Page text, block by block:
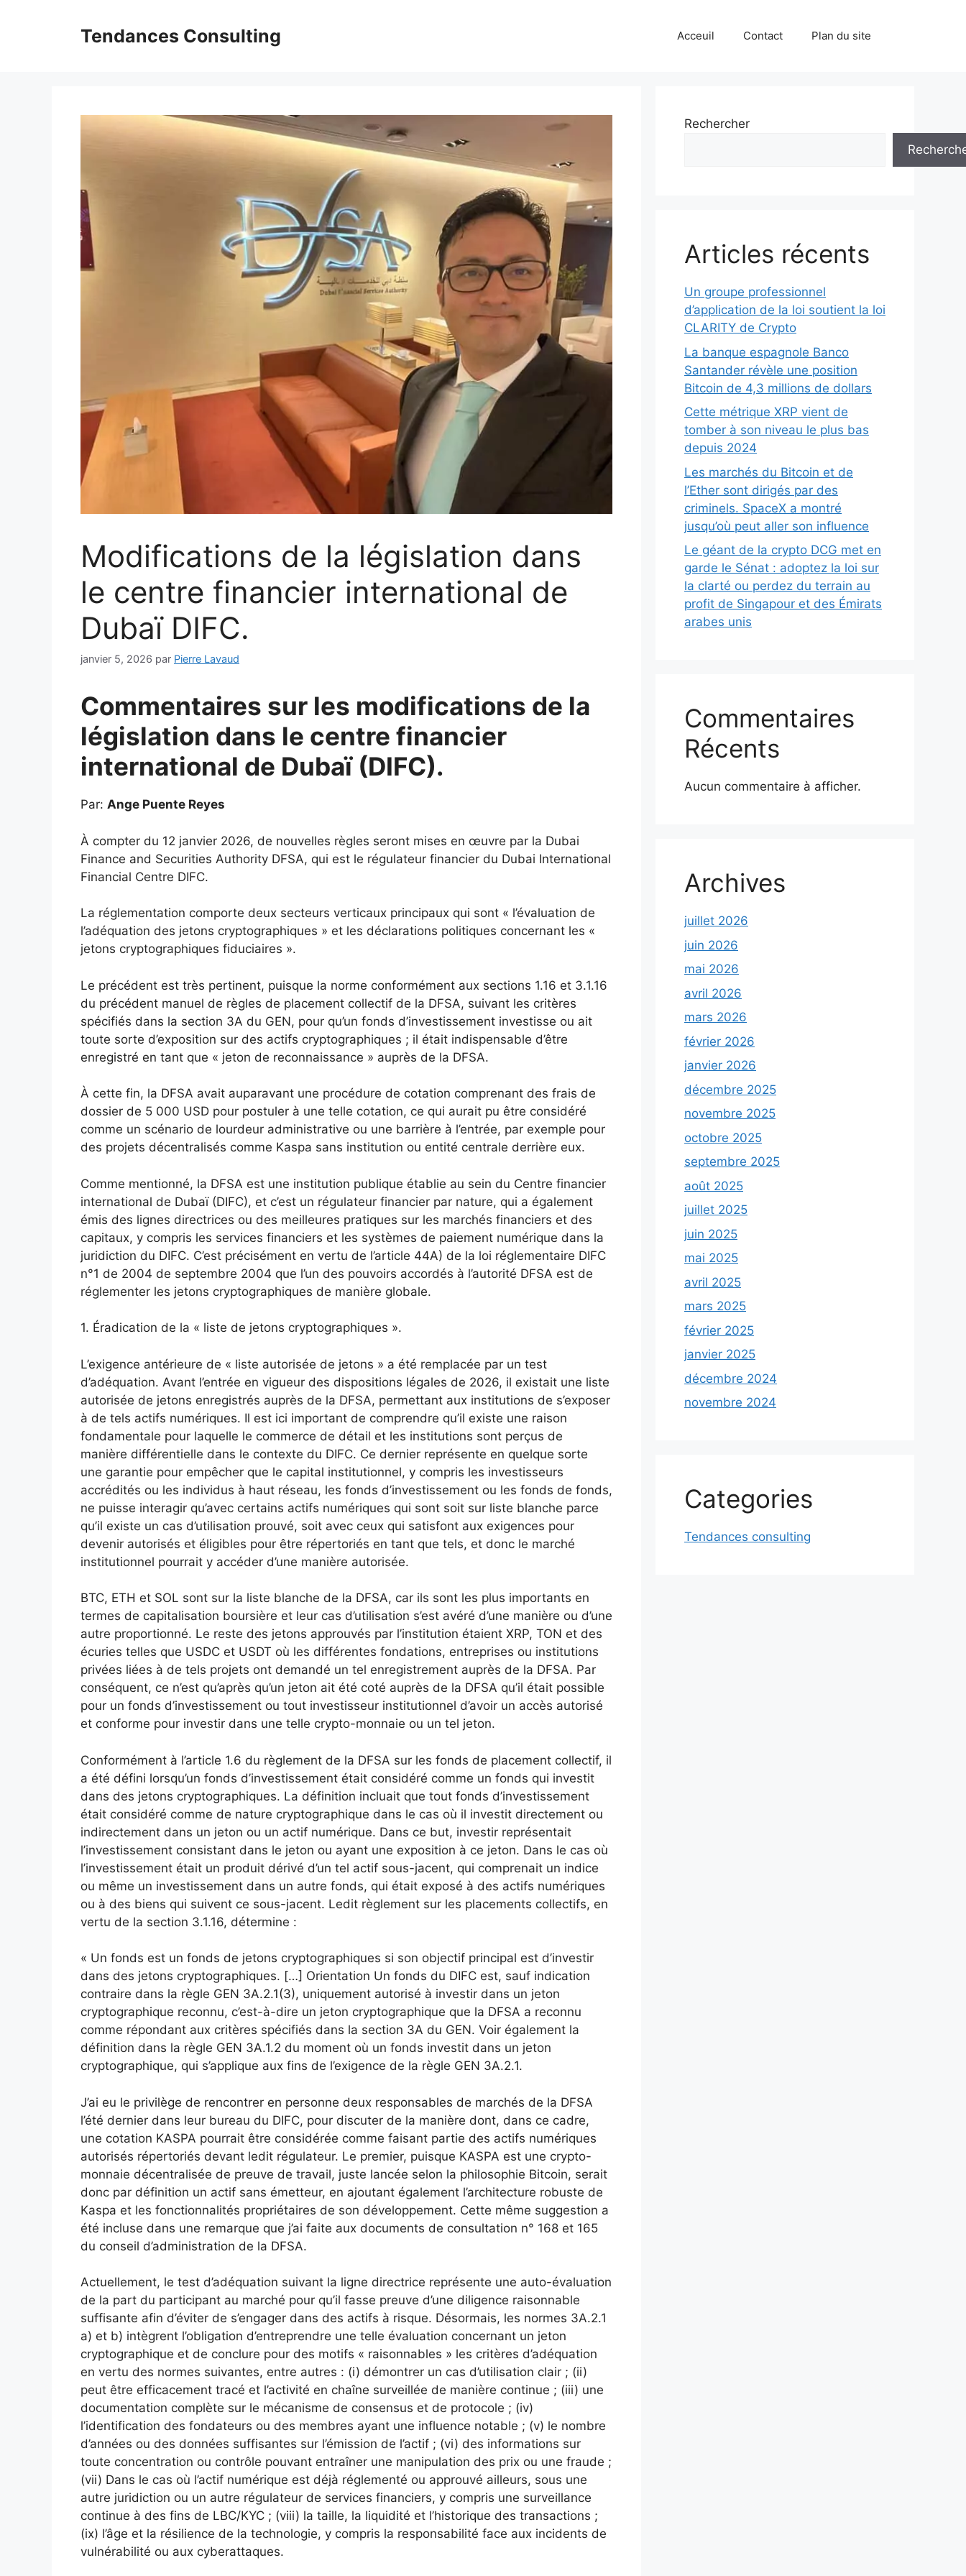
Tendances Consulting Acceuil Contact Plan du site
Modifications de la législation dans
le centre financier international de
Dubaï DIFC.
janvier 5, 2026 par Pierre Lavaud
Commentaires sur les modifications de la
législation dans le centre financier
international de Dubaï (DIFC).
Par: Ange Puente Reyes
À compter du 12 janvier 2026, de nouvelles règles seront mises en œuvre par la Dubai
Finance and Securities Authority DFSA, qui est le régulateur financier du Dubai International
Financial Centre DIFC.
La réglementation comporte deux secteurs verticaux principaux qui sont « l’évaluation de
l’adéquation des jetons cryptographiques » et les déclarations politiques concernant les «
jetons cryptographiques fiduciaires ».
Le précédent est très pertinent, puisque la norme conformément aux sections 1.16 et 3.1.16
du précédent manuel de règles de placement collectif de la DFSA, suivant les critères
spécifiés dans la section 3A du GEN, pour qu’un fonds d’investissement investisse ou ait
toute sorte d’exposition sur des actifs cryptographiques ; il était indispensable d’être
enregistré en tant que « jeton de reconnaissance » auprès de la DFSA.
À cette fin, la DFSA avait auparavant une procédure de cotation comprenant des frais de
dossier de 5 000 USD pour postuler à une telle cotation, ce qui aurait pu être considéré
comme un scénario de lourdeur administrative ou une barrière à l’entrée, par exemple pour
des projets décentralisés comme Kaspa sans institution ou entité centrale derrière eux.
Comme mentionné, la DFSA est une institution publique établie au sein du Centre financier
international de Dubaï (DIFC), et c’est un régulateur financier par nature, qui a également
émis des lignes directrices ou des meilleures pratiques sur les marchés financiers et des
capitaux, y compris les services financiers et les systèmes de paiement numérique dans la
juridiction du DIFC. C’est précisément en vertu de l’article 44A) de la loi réglementaire DIFC
n°1 de 2004 de septembre 2004 que l’un des pouvoirs accordés à l’autorité DFSA est de
réglementer les jetons cryptographiques de manière globale.
1. Éradication de la « liste de jetons cryptographiques ».
L’exigence antérieure de « liste autorisée de jetons » a été remplacée par un test
d’adéquation. Avant l’entrée en vigueur des dispositions légales de 2026, il existait une liste
autorisée de jetons enregistrés auprès de la DFSA, permettant aux institutions de s’exposer
à de tels actifs numériques. Il est ici important de comprendre qu’il existe une raison
fondamentale pour laquelle le commerce de détail et les institutions sont perçus de
manière différentielle dans le contexte du DIFC. Ce dernier représente en quelque sorte
une garantie pour empêcher que le capital institutionnel, y compris les investisseurs
accrédités ou les individus à haut réseau, les fonds d’investissement ou les fonds de fonds,
ne puisse interagir qu’avec certains actifs numériques qui sont soit sur liste blanche parce
qu’il existe un cas d’utilisation prouvé, soit avec ceux qui satisfont aux exigences pour
devenir autorisés et éligibles pour être répertoriés en tant que tels, et donc le marché
institutionnel pourrait y accéder d’une manière autorisée.
BTC, ETH et SOL sont sur la liste blanche de la DFSA, car ils sont les plus importants en
termes de capitalisation boursière et leur cas d’utilisation s’est avéré d’une manière ou d’une
autre proportionné. Le reste des jetons approuvés par l’institution étaient XRP, TON et des
écuries telles que USDC et USDT où les différentes fondations, entreprises ou institutions
privées liées à de tels projets ont demandé un tel enregistrement auprès de la DFSA. Par
conséquent, ce n’est qu’après qu’un jeton ait été coté auprès de la DFSA qu’il était possible
pour un fonds d’investissement ou tout investisseur institutionnel d’avoir un accès autorisé
et conforme pour investir dans une telle crypto-monnaie ou un tel jeton.
Conformément à l’article 1.6 du règlement de la DFSA sur les fonds de placement collectif, il
a été défini lorsqu’un fonds d’investissement était considéré comme un fonds qui investit
dans des jetons cryptographiques. La définition incluait que tout fonds d’investissement
était considéré comme de nature cryptographique dans le cas où il investit directement ou
indirectement dans un jeton ou un actif numérique. Dans ce but, investir représentait
l’investissement consistant dans le jeton ou ayant une exposition à ce jeton. Dans le cas où
l’investissement était un produit dérivé d’un tel actif sous-jacent, qui comprenait un indice
ou même un investissement dans un autre fonds, qui était exposé à des actifs numériques
ou à des biens qui suivent ce sous-jacent. Ledit règlement sur les placements collectifs, en
vertu de la section 3.1.16, détermine :
« Un fonds est un fonds de jetons cryptographiques si son objectif principal est d’investir
dans des jetons cryptographiques. […] Orientation Un fonds du DIFC est, sauf indication
contraire dans la règle GEN 3A.2.1(3), uniquement autorisé à investir dans un jeton
cryptographique reconnu, c’est-à-dire un jeton cryptographique que la DFSA a reconnu
comme répondant aux critères spécifiés dans la section 3A du GEN. Voir également la
définition dans la règle GEN 3A.1.2 du moment où un fonds investit dans un jeton
cryptographique, qui s’applique aux fins de l’exigence de la règle GEN 3A.2.1.
J’ai eu le privilège de rencontrer en personne deux responsables de marchés de la DFSA
l’été dernier dans leur bureau du DIFC, pour discuter de la manière dont, dans ce cadre,
une cotation KASPA pourrait être considérée comme faisant partie des actifs numériques
autorisés répertoriés devant ledit régulateur. Le premier, puisque KASPA est une crypto-
monnaie décentralisée de preuve de travail, juste lancée selon la philosophie Bitcoin, serait
donc par définition un actif sans émetteur, en ajoutant également l’architecture robuste de
Kaspa et les fonctionnalités propriétaires de son développement. Cette même suggestion a
été incluse dans une remarque que j’ai faite aux documents de consultation n° 168 et 165
du conseil d’administration de la DFSA.
Actuellement, le test d’adéquation suivant la ligne directrice représente une auto-évaluation
de la part du participant au marché pour qu’il fasse preuve d’une diligence raisonnable
suffisante afin d’éviter de s’engager dans des actifs à risque. Désormais, les normes 3A.2.1
a) et b) intègrent l’obligation d’entreprendre une telle évaluation concernant un jeton
cryptographique et de conclure pour des motifs « raisonnables » les critères d’adéquation
en vertu des normes suivantes, entre autres : (i) démontrer un cas d’utilisation clair ; (ii)
peut être efficacement tracé et l’activité en chaîne surveillée de manière continue ; (iii) une
documentation complète sur le mécanisme de consensus et de protocole ; (iv)
l’identification des fondateurs ou des membres ayant une influence notable ; (v) le nombre
d’années ou des données suffisantes sur l’émission de l’actif ; (vi) des informations sur
toute concentration ou contrôle pouvant entraîner une manipulation des prix ou une fraude ;
(vii) Dans le cas où l’actif numérique est déjà réglementé ou approuvé ailleurs, sous une
autre juridiction ou un autre régulateur de services financiers, y compris une surveillance
continue à des fins de LBC/KYC ; (viii) la taille, la liquidité et l’historique des transactions ;
(ix) l’âge et la résilience de la technologie, y compris la responsabilité face aux incidents de
vulnérabilité ou aux cyberattaques.
Rechercher
Articles récents
Un groupe professionnel
d’application de la loi soutient la loi
CLARITY de Crypto
La banque espagnole Banco
Santander révèle une position
Bitcoin de 4,3 millions de dollars
Cette métrique XRP vient de
tomber à son niveau le plus bas
depuis 2024
Les marchés du Bitcoin et de
l’Ether sont dirigés par des
criminels. SpaceX a montré
jusqu’où peut aller son influence
Le géant de la crypto DCG met en
garde le Sénat : adoptez la loi sur
la clarté ou perdez du terrain au
profit de Singapour et des Émirats
arabes unis
Commentaires
Récents
Aucun commentaire à afficher.
Archives
juillet 2026
juin 2026
mai 2026
avril 2026
mars 2026
février 2026
janvier 2026
décembre 2025
novembre 2025
octobre 2025
septembre 2025
août 2025
juillet 2025
juin 2025
mai 2025
avril 2025
mars 2025
février 2025
janvier 2025
décembre 2024
novembre 2024
Categories
Tendances consulting